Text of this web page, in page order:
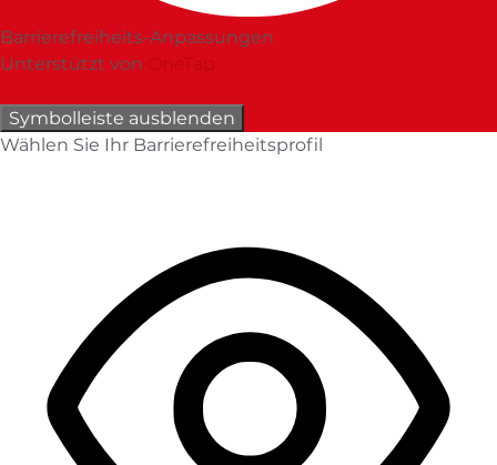
Barrierefreiheits-Anpassungen
Unterstützt von OneTap
Symbolleiste ausblenden
Wählen Sie Ihr Barrierefreiheitsprofil